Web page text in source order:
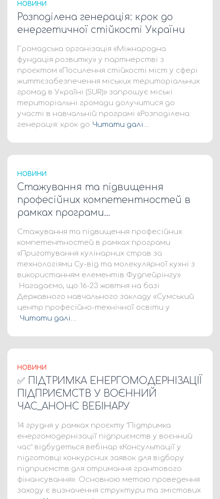
НОВИНИ
Розподілена генерація: крок до
енергетичної стійкості України
Громадська організація «Міжнародна
фундація розвитку» у партнерстві з
проєктом «Посилення стійкості міст у сфері
життєзабезпечення міських територіальних
громад в Україні (SUR)» запрошує міські
територіальні громади долучитися до
участі в навчальній програмі «Розподілена
генерація: крок до Читати далі…
НОВИНИ
Стажування та підвищення
професійних компетентностей в
рамках програми…
Стажування та підвищення професійних
компетентностей в рамках програми
«Приготування кулінарних страв за
технологіями Су-від та молекулярної кухні з
використанням елементів Фудпейрінгу»
Нагадаємо, що 16-23 жовтня на базі
Державного навчального закладу «Сумський
центр професійно-технічної освіти у
Читати далі…
НОВИНИ
✅ ПІДТРИМКА ЕНЕРГОМОДЕРНІЗАЦІЇ
ПІДПРИЄМСТВ У ВОЄННИЙ
ЧАС_АНОНС ВЕБІНАРУ
14 грудня у рамках проєкту “Підтримка
енергомодернізації підприємств у воєнний
час” відбудеться вебінар «Консультації у
підготовці конкурсних заявок для відбору
підприємств для отримання грантового
фінансування». Основною метою проведення
заходу є визначення структури та змістових